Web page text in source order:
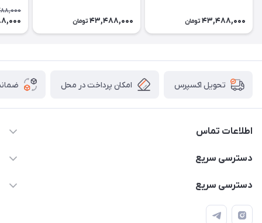
43,488,000 تومان 43,488,000 تومان
تحویل اکسپرس امکان پرداخت در محل
اطلاعات تماس
۰۹۳۵۶۰۴۰۳۶۵
سیمای ورزش
دسترسی سریع
اسکیت فلایینگ ایگل
دسترسی سریع
اسکوتر برقی دخترانه